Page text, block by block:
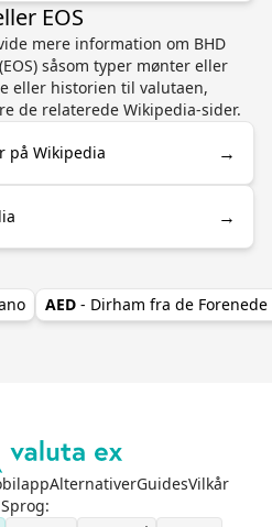
EOS
mere information om BHD
såsom typer mønter eller
eller historien til valutaen,
de relaterede Wikipedia-sider.
på Wikipedia →
→
AED - Dirham fra de
AlternativerGuidesVilkår
Sprog: